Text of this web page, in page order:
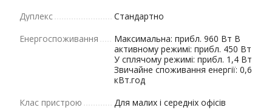
Дуплекс
Стандартно
Енергоспоживання
Максимальна: прибл. 960 Вт В
активному режимі: прибл. 450 Вт
У сплячому режимі: прибл. 1,4 Вт
Звичайне споживання енергії: 0,6
кВт.год
Клас пристрою
Для малих і середніх офісів